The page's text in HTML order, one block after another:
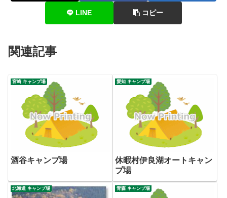
LINE コピー
関連記事
宮崎 キャンプ場
酒谷キャンプ場
愛知 キャンプ場
休暇村伊良湖オートキャン
プ場
北海道 キャンプ場 青森 キャンプ場